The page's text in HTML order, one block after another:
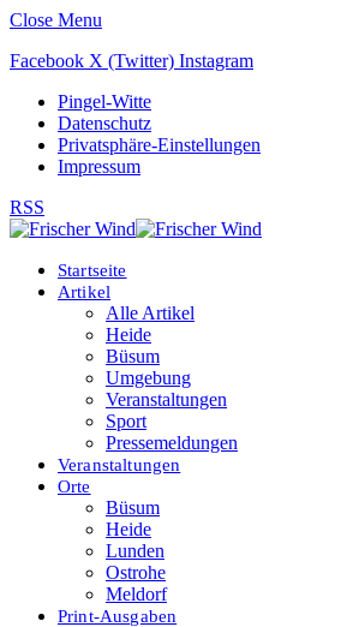
Close Menu
Facebook X (Twitter) Instagram
Pingel-Witte
Datenschutz
Privatsphäre-Einstellungen
Impressum
RSS
Startseite
Artikel
Alle Artikel
Heide
Büsum
Umgebung
Veranstaltungen
Sport
Pressemeldungen
Veranstaltungen
Orte
Büsum
Heide
Lunden
Ostrohe
Meldorf
Print-Ausgaben